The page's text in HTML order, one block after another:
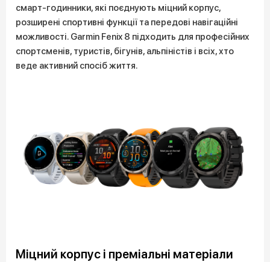
смарт-годинники, які поєднують міцний корпус,
розширені спортивні функції та передові навігаційні
можливості. Garmin Fenix 8 підходить для професійних
спортсменів, туристів, бігунів, альпіністів і всіх, хто
веде активний спосіб життя.
Міцний корпус і преміальні матеріали